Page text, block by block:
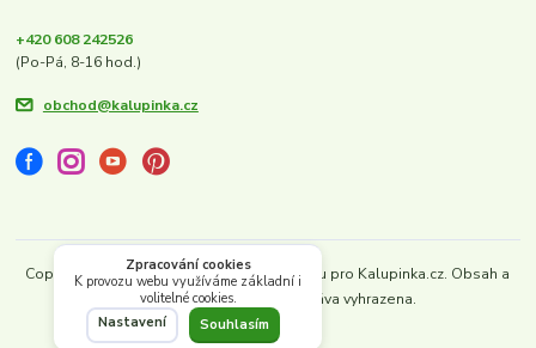
+420 608 242526
(Po-Pá, 8-16 hod.)
obchod@kalupinka.cz
Copyright © 2022–2026. Vytvořeno s láskou pro Kalupinka.cz. Obsah a
design chráněny. Všechna práva vyhrazena.
Vytvořeno naEshop-rychle.cz
Zpracování cookies
K provozu webu využíváme základní i
volitelné cookies.
Nastavení
Souhlasím